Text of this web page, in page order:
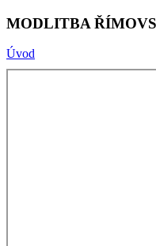
MODLITBA
Úvod